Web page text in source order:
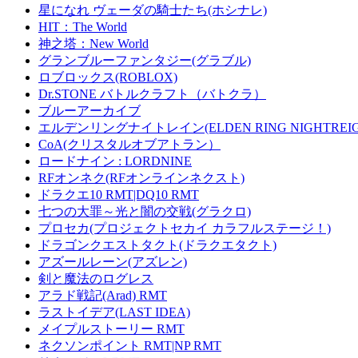
星になれ ヴェーダの騎士たち(ホシナレ)
HIT：The World
神之塔：New World
グランブルーファンタジー(グラブル)
ロブロックス(ROBLOX)
Dr.STONE バトルクラフト（バトクラ）
ブルーアーカイブ
エルデンリングナイトレイン(ELDEN RING
CoA(クリスタルオブアトラン）
ロードナイン : LORDNINE
RFオンネク(RFオンラインネクスト)
ドラクエ10 RMT|DQ10 RMT
七つの大罪～光と闇の交戦(グラクロ)
プロセカ(プロジェクトセカイ カラフルステージ！)
ドラゴンクエストタクト(ドラクエタクト)
アズールレーン(アズレン)
剣と魔法のログレス
アラド戦記(Arad) RMT
ラストイデア(LAST IDEA)
メイプルストーリー RMT
ネクソンポイント RMT|NP RMT